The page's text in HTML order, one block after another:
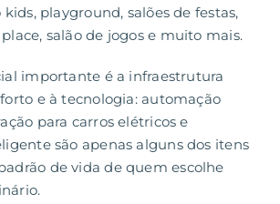
kids, playground, salões de festas,
salão de jogos e muito mais.
importante é a infraestrutura
e à tecnologia: automação
para carros elétricos e
são apenas alguns dos itens
de vida de quem escolhe